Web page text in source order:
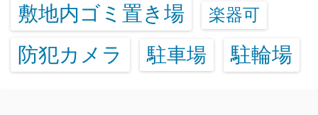
敷地内ゴミ置き場
楽器可
防犯カメラ 駐車場 駐輪場